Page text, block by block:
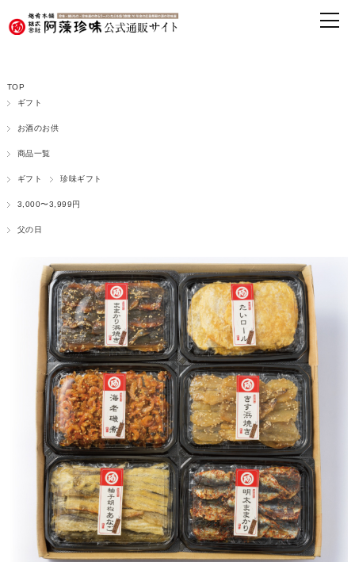
TOP
ギフト
お酒のお供
商品一覧
ギフト 珍味ギフト
3,000〜3,999円
父の日